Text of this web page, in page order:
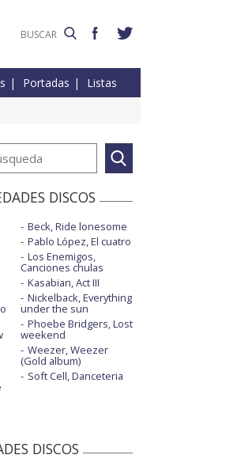
Portadas Listas
DISCOS
Beck, Ride lonesome
Pablo López, El cuatro
Los Enemigos,
Canciones chulas
Kasabian, Act III
Nickelback, Everything
under the sun
Phoebe Bridgers, Lost
weekend
Weezer, Weezer
(Gold album)
Soft Cell, Danceteria
DISCOS